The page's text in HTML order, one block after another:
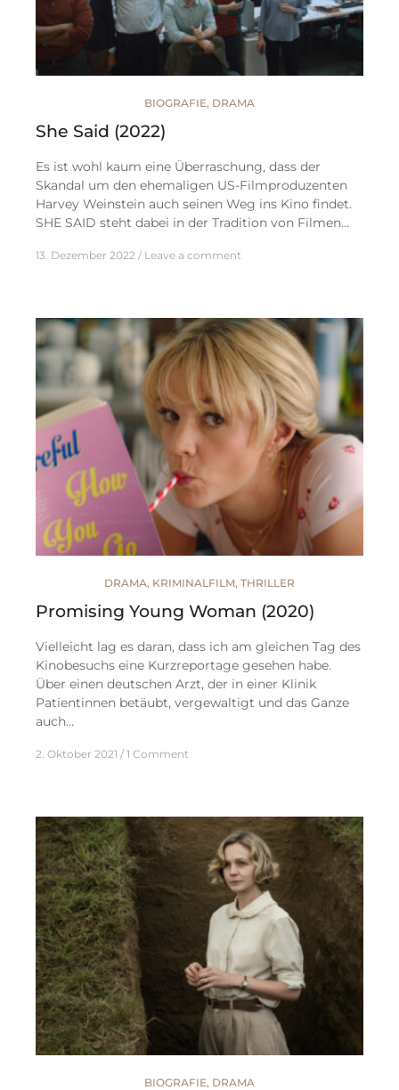
BIOGRAFIE, DRAMA
She Said (2022)
Es ist wohl kaum eine Überraschung, dass der
Skandal um den ehemaligen US-Filmproduzenten
Harvey Weinstein auch seinen Weg ins Kino findet.
SHE SAID steht dabei in der Tradition von Filmen…
13. Dezember 2022 Leave a comment
DRAMA, KRIMINALFILM, THRILLER
Promising Young Woman (2020)
Vielleicht lag es daran, dass ich am gleichen Tag des
Kinobesuchs eine Kurzreportage gesehen habe.
Über einen deutschen Arzt, der in einer Klinik
Patientinnen betäubt, vergewaltigt und das Ganze
auch…
2. Oktober 2021 1 Comment
BIOGRAFIE, DRAMA